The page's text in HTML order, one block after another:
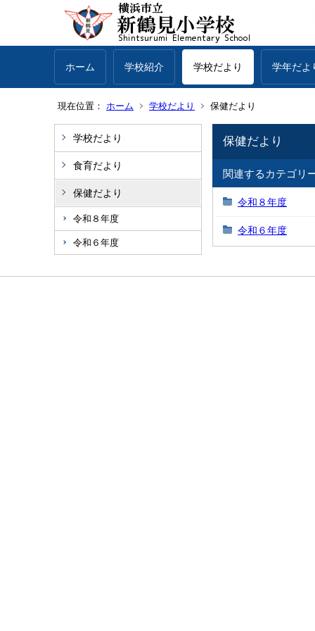
ホーム 学校紹介 学校だより 学年だよ
現在位置： ホーム 学校だより 保健だより
学校だより
食育だより
保健だより
令和８年度
令和６年度
保健だより
関連するカテゴリ
令和８年度
令和６年度